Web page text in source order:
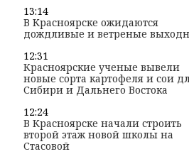
13:14
В Красноярске ожидаются
дождливые и ветреные
12:31
Красноярские ученые вывели
новые сорта картофеля и сои
Сибири и Дальнего Востока
12:24
В Красноярске начали строить
второй этаж новой школы на
Стасовой